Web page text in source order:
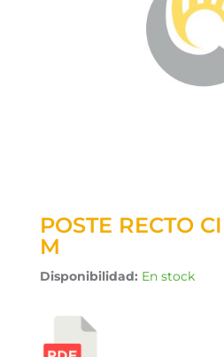
POSTE RECTO
M
Disponibilidad: En stock